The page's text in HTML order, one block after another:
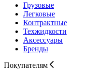
Грузовые
Легковые
Контрактные
Техжидкости
Аксессуары
Бренды
Покупателям